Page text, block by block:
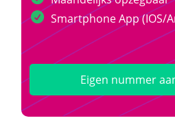
Smartphone App (IOS/
Eigen nummer